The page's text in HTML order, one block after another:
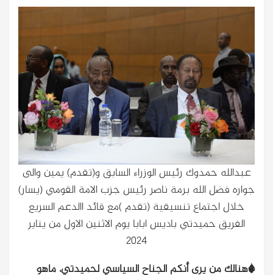
عبدالله حمدوك رئيس الوزراء السابق و(تقدم) يمين والى
جواره فضل الله برمة ناصر رئيس جزب الامة القومي (يسار)
خلال اجتماع تنسيقية (تقدم )مع قائد االدعم السريع
الفريق حميدتي باديس ابابا يوم الاثنين الاول من يناير
2024
*هنالك من يرى أنكم الجناح السياسي لحميدتي، ماهو